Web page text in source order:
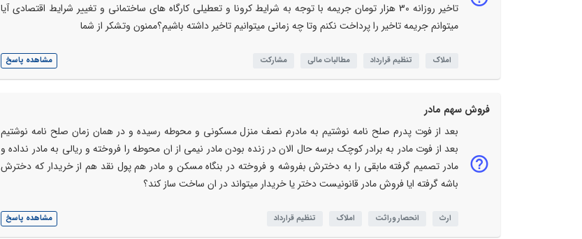
تاخیر روزانه 30 هزار تومان جریمه با توجه به شرایط کرونا و تعطیلی کارگاه های ساختمانی و تغییر شرایط اقتصادی آیا
میتوانم جریمه تاخیر را پرداخت نکنم وتا چه زمانی میتوانیم تاخیر داشته باشیم؟ممنون وتشکر از شما
املاک تنظیم قرارداد مطالبات مالی مشارکت مشاهده پاسخ
فروش سهم مادر
بعد از فوت پدرم صلح نامه نوشتیم به مادرم نصف منزل مسکونی و محوطه رسیده و در همان زمان صلح نامه نوشتیم
بعد از فوت مادر به برادر کوچک برسه حال الان در زنده بودن مادر نیمی از ان محوطه را فروخته و ریالی به مادر نداده و
مادر تصمیم گرفته مابقی را به دخترش بفروشه و فروخته در بنگاه مسکن و مادر هم پول نقد هم از خریدار که دخترش
باشه گرفته ایا فروش مادر قانونیست دختر یا خریدار میتواند در ان ساخت ساز کند؟
ارث انحصار وراثت املاک تنظیم قرارداد مشاهده پاسخ